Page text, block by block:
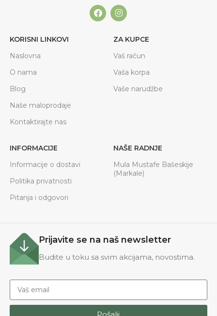
KORISNI LINKOVI
Naslovna
O nama
Blog
Naše maloprodaje
Kontaktirajte nas
ZA KUPCE
Vaš račun
Vaša korpa
Vaše narudžbe
INFORMACIJE
Informacije o dostavi
Politika privatnosti
Pitanja i odgovori
NAŠE RADNJE
Mula Mustafe Bašeskije
(Markale)
Prijavite se na naš newsletter
Budite u toku sa svim akcijama, novostima.